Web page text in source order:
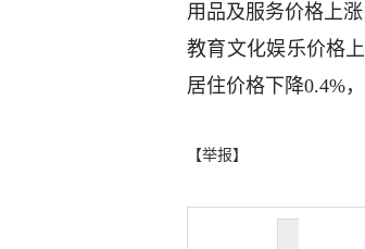
用品及服务价格上
教育文化娱乐价格
居住价格下降0.4%
【举报】